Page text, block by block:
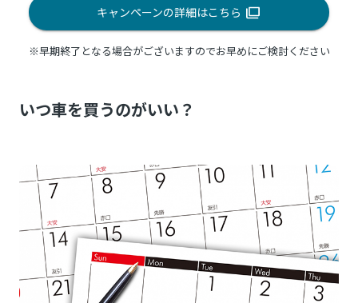
キャンペーンの詳細はこちら
※早期終了となる場合がございますのでお早めにご検討ください
いつ車を買うのがいい？